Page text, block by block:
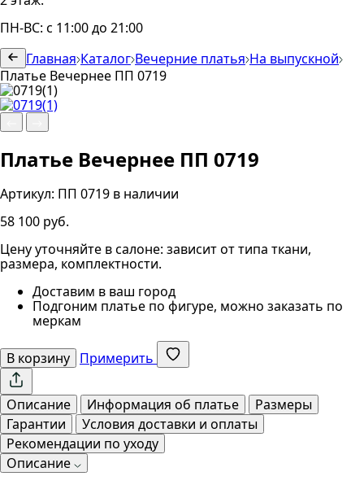
ПН-ВС: с 11:00 до 21:00
Главная Каталог Вечерние платья На выпускной
Платье Вечернее ПП 0719
Платье Вечернее ПП 0719
Артикул: ПП 0719 в наличии
58 100 руб.
Цену уточняйте в салоне: зависит от типа ткани,
размера, комплектности.
Доставим в ваш город
Подгоним платье по фигуре, можно заказать по
меркам
В корзину Примерить
Описание Информация об платье
Размеры
Гарантии
Условия доставки и оплаты
Рекомендации по уходу
Описание